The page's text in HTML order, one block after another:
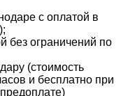
с оплатой в
без ограничений по
(стоимость
и бесплатно при